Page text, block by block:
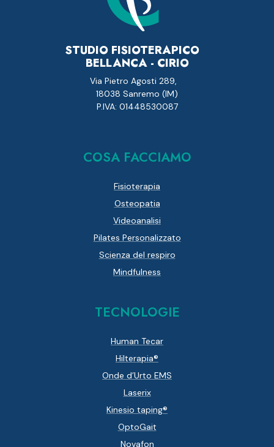
STUDIO FISIOTERAPICO
BELLANCA - CIRIO
Via Pietro Agosti 289,
18038 Sanremo (IM)
P.IVA: 01448530087
COSA FACCIAMO
Fisioterapia
Osteopatia
Videoanalisi
Pilates Personalizzato
Scienza del respiro
Mindfulness
TECNOLOGIE
Human Tecar
Hilterapia®
Onde d’Urto EMS
Laserix
Kinesio taping®
OptoGait
Novafon